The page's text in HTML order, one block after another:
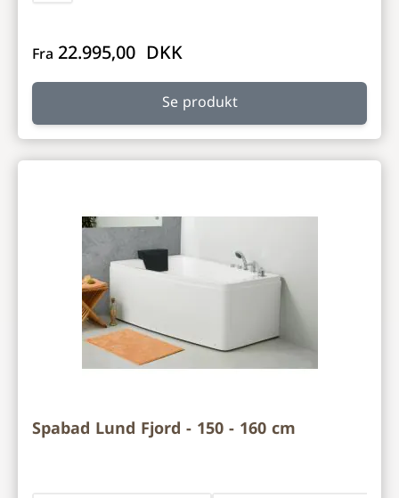
Fra 22.995,00 DKK
Se produkt
Spabad Lund Fjord - 150 - 160 cm